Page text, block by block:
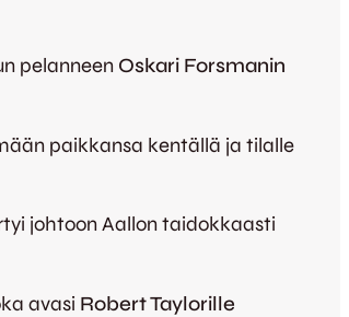
pelanneen Oskari Forsmanin
paikkansa kentällä ja tilalle
johtoon Aallon taidokkaasti
avasi Robert Taylorille